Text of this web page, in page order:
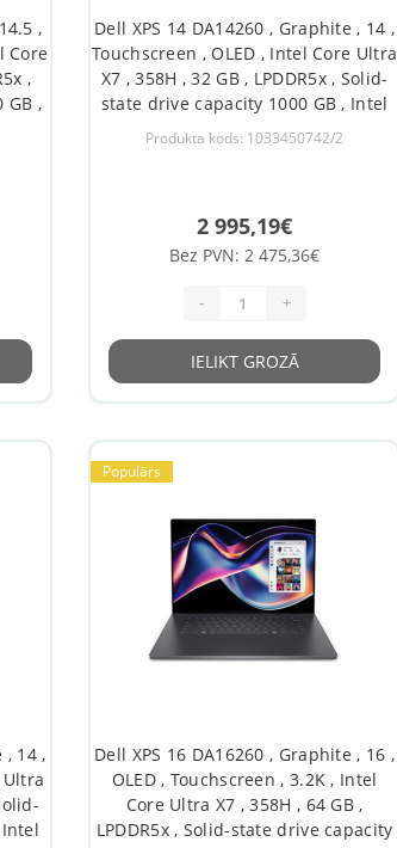
,
Core
,
GB ,
, 6
Dell XPS 14 DA14260 , Graphite , 14 ,
Touchscreen , OLED , Intel Core Ultra
X7 , 358H , 32 GB , LPDDR5x , Solid-
state drive capacity 1000 GB , Intel
Arc graphics , Windows 11 Pro ,
Produkta kods: 1033450742/2
2 995,19€
Bez PVN: 2 475,36€
- +
IELIKT GROZĀ
, 14 ,
Ultra
Populārs
Dell XPS 16 DA16260 , Graphite , 16 ,
OLED , Touchscreen , 3.2K , Intel
Core Ultra X7 , 358H , 64 GB ,
LPDDR5x , Solid-state drive capacity